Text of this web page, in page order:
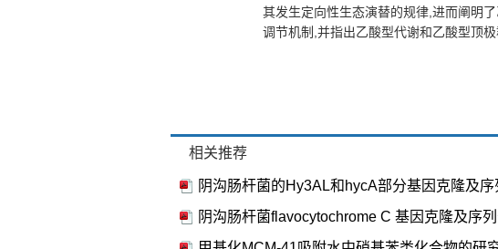
其发生定向性生态演替的规律,进而阐明
调节机制,并指出乙酸型代谢和乙酸型顶
相关推荐
阴沟肠杆菌的Hy3AL和hycA部分基因克隆及序
阴沟肠杆菌flavocytochrome C 基因克隆及序